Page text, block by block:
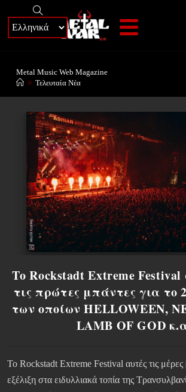
Metal Music Web Magazine
> Τελευταία Νέα
Το Rockstadt Extreme
τις πρώτες μπάντες για το
των οποίων HELLOWEEN,
LAMB OF GOD
Το Rockstadt Extreme Festival αυτές τις μέρες
εξέλιξη στα ειδυλλιακά τοπία της